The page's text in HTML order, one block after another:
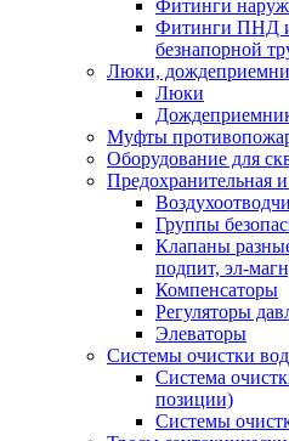
Фитинги
Фитинги ПНД
безнапорной
Люки,
Люки
Муфты
Оборудование для
Предохранительная
Группы
Клапаны
подпит, эл-
Компенсаторы
Регуляторы
Элеваторы
Системы очистки
Система
позиции)
Системы